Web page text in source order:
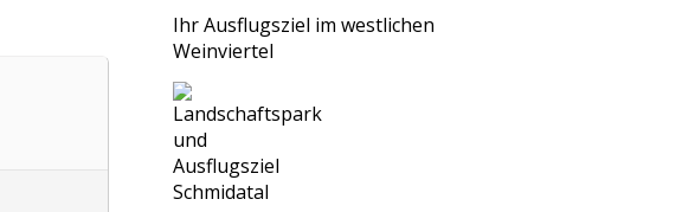
Ihr Ausflugsziel im westlichen
Weinviertel